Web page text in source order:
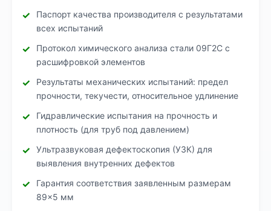
Паспорт качества производителя с результатами
всех испытаний
Протокол химического анализа стали 09Г2С с
расшифровкой элементов
Результаты механических испытаний: предел
прочности, текучести, относительное удлинение
Гидравлические испытания на прочность и
плотность (для труб под давлением)
Ультразвуковая дефектоскопия (УЗК) для
выявления внутренних дефектов
Гарантия соответствия заявленным размерам
89×5 мм